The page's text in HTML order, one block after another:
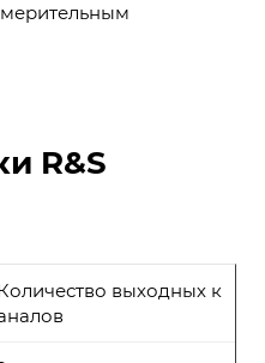
R&S
выходных к